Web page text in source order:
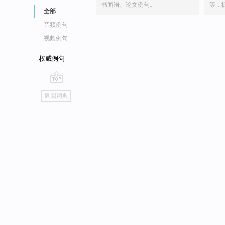
全部
音频例句
视频例句
权威例句
go
top
返回词典
书面语、论文例句。
等，